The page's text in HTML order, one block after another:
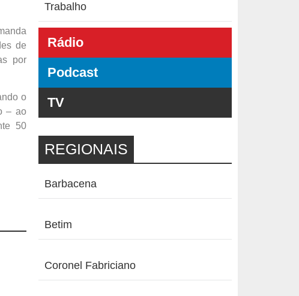
de
por
o
– ao
50
Trabalho
Rádio
Podcast
TV
REGIONAIS
Barbacena
Betim
Coronel Fabriciano